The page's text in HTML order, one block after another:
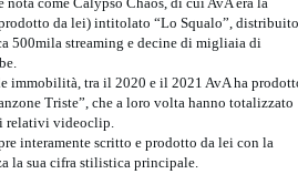
da lei) intitolato “Lo Squalo”, distribuito
500mila streaming e decine di migliaia di
immobilità, tra il 2020 e il 2021 AvA ha
Triste”, che a loro volta hanno totalizzato
relativi videoclip.
interamente scritto e prodotto da lei con la
la sua cifra stilistica principale.